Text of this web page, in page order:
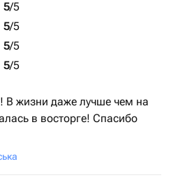
5/5
5/5
5/5
5/5
В жизни даже лучше чем на
в восторге! Спасибо